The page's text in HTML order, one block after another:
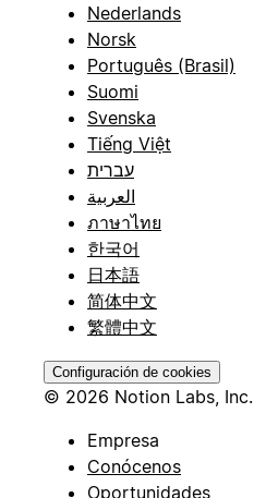
Nederlands
Norsk
Português (Brasil)
Suomi
Svenska
Tiếng Việt
עברית
العربية
ภาษาไทย
한국어
日本語
简体中文
繁體中文
Configuración de cookies
© 2026 Notion Labs, Inc.
Empresa
Conócenos
Oportunidades